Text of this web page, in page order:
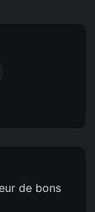
de bons